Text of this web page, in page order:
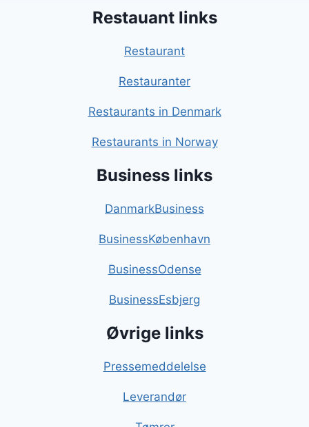
Restauant links
Restaurant
Restauranter
Restaurants in Denmark
Restaurants in Norway
Business links
DanmarkBusiness
BusinessKøbenhavn
BusinessOdense
BusinessEsbjerg
Øvrige links
Pressemeddelelse
Leverandør